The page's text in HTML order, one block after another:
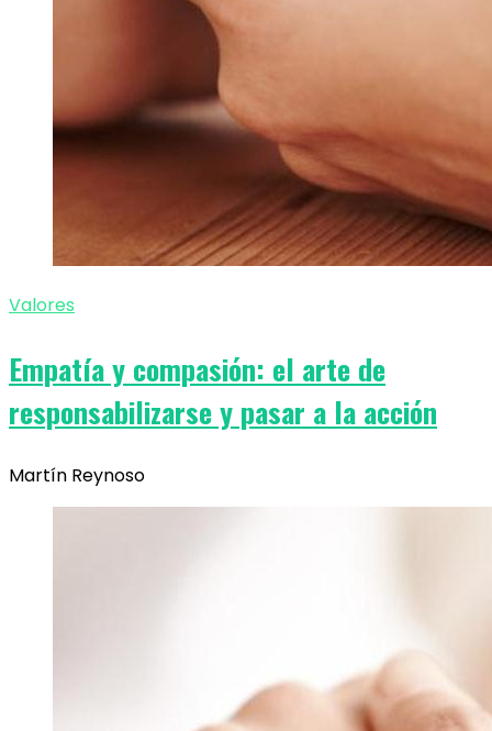
Valores
Empatía y compasión: el arte de
responsabilizarse y pasar a la acción
Martín Reynoso